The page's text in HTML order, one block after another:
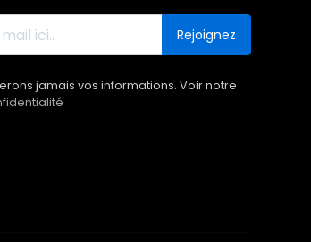
Rejoignez
jamais vos informations. Voir notre